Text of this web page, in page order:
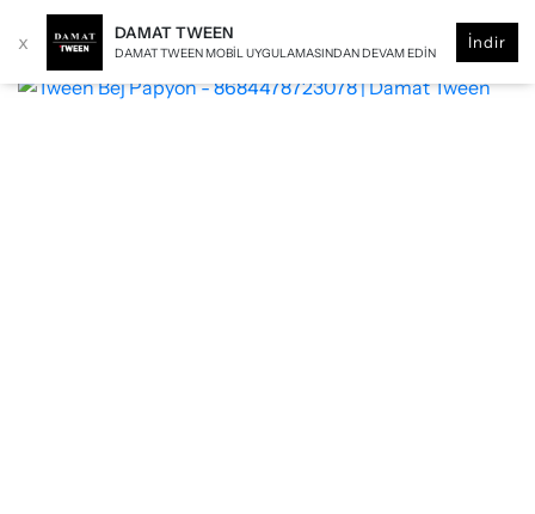
x DAMAT TWEEN
DAMAT TWEEN MOBIL UYGULAMASINDAN DEVAM EDIN
İndir